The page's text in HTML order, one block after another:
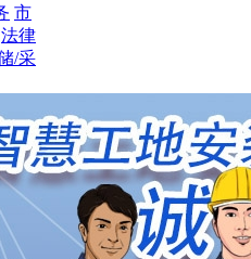
市
法律
/采